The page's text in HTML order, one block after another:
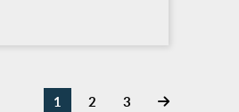
1 2 3